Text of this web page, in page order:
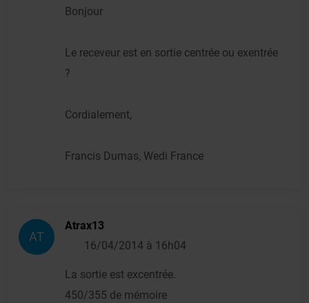
Bonjour
Le receveur est en sortie centrée ou exentrée
?
Cordialement,
Francis Dumas, Wedi France
AT
Atrax13
16/04/2014 à 16h04
La sortie est excentrée.
450/355 de mémoire